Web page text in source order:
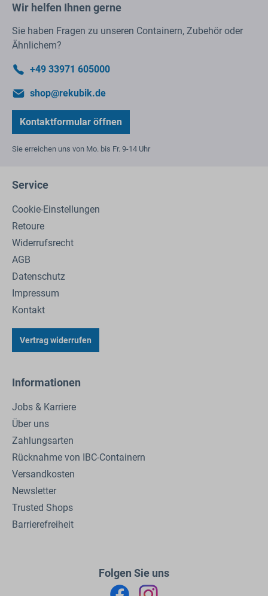
Wir helfen Ihnen gerne
Sie haben Fragen zu unseren Containern, Zubehör oder
Ähnlichem?
+49 33971 605000
shop@rekubik.de
Kontaktformular öffnen
Sie erreichen uns von Mo. bis Fr. 9-14 Uhr
Service
Cookie-Einstellungen
Retoure
Widerrufsrecht
AGB
Datenschutz
Impressum
Kontakt
Vertrag widerrufen
Informationen
Jobs & Karriere
Über uns
Zahlungsarten
Rücknahme von IBC-Containern
Versandkosten
Newsletter
Trusted Shops
Barrierefreiheit
Folgen Sie uns